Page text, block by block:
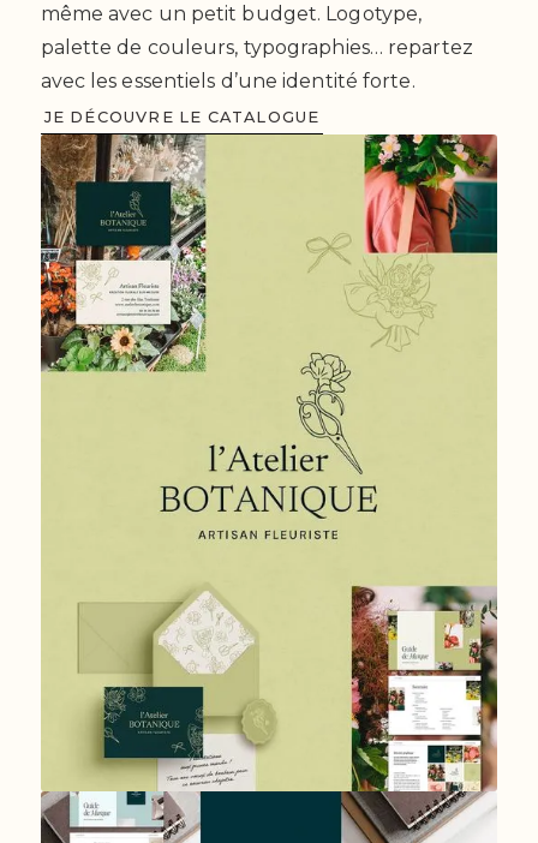
même avec un petit budget. Logotype,
palette de couleurs, typographies… repartez
avec les essentiels d’une identité forte.
JE DÉCOUVRE LE CATALOGUE